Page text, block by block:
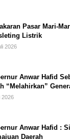
Pasar Mari-
Listrik
2026
Anwar Hafid
“Melahirkan”
2026
Anwar Hafid :
Daerah